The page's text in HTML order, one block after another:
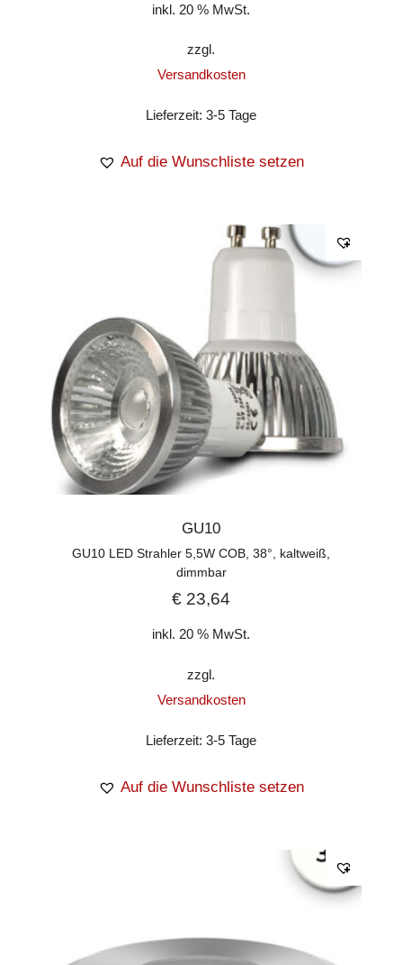
inkl. 20 % MwSt.
zzgl.
Versandkosten
Lieferzeit:3-5 Tage
Auf die Wunschliste setzen
GU10
GU10 LED Strahler 5,5W COB, 38°, kaltweiß,
dimmbar
€ 23,64
inkl. 20 % MwSt.
zzgl.
Versandkosten
Lieferzeit:3-5 Tage
Auf die Wunschliste setzen